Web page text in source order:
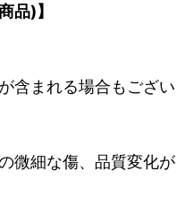
品)】
含まれる場合もござい
微細な傷、品質変化が